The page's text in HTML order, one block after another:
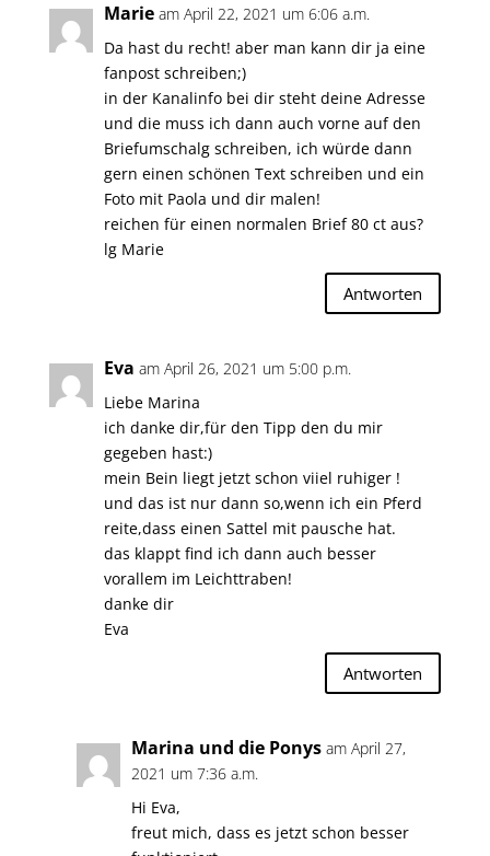
Marie am April 22, 2021 um 6:06 a.m.
Da hast du recht! aber man kann dir ja eine
fanpost schreiben;)
in der Kanalinfo bei dir steht deine Adresse
und die muss ich dann auch vorne auf den
Briefumschalg schreiben, ich würde dann
gern einen schönen Text schreiben und ein
Foto mit Paola und dir malen!
reichen für einen normalen Brief 80 ct aus?
lg Marie
Antworten
Eva am April 26, 2021 um 5:00 p.m.
Liebe Marina
ich danke dir,für den Tipp den du mir
gegeben hast:)
mein Bein liegt jetzt schon viiel ruhiger !
und das ist nur dann so,wenn ich ein Pferd
reite,dass einen Sattel mit pausche hat.
das klappt find ich dann auch besser
vorallem im Leichttraben!
danke dir
Eva
Antworten
Marina und die Ponys am April 27,
2021 um 7:36 a.m.
Hi Eva,
freut mich, dass es jetzt schon besser